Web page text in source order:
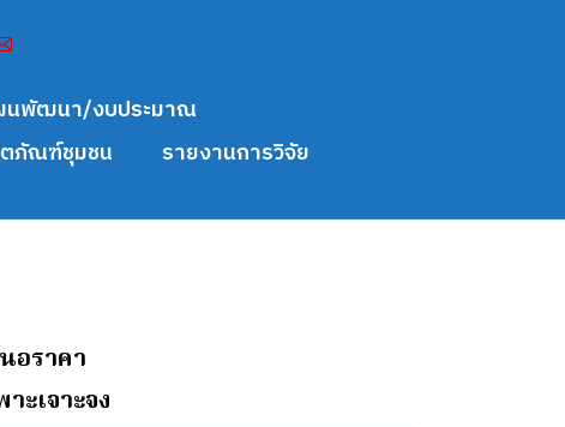
นพัฒนา/งบประมาณ
ภัณฑ์ชุมชน
รายงานการวิจัย
อราคา
ะเจาะจง